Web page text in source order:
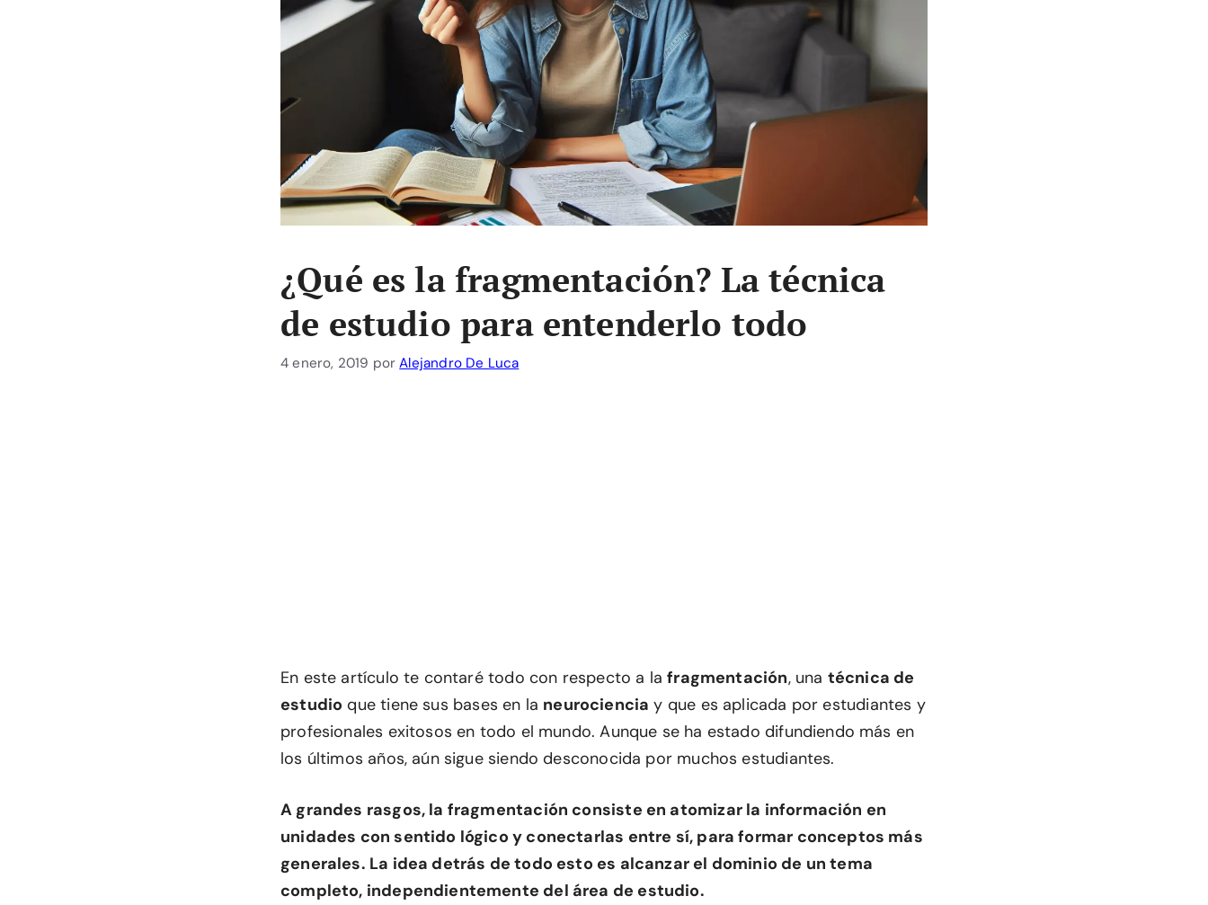
¿Qué es la fragmentación? La técnica
de estudio para entenderlo todo
4 enero, 2019 porAlejandro De Luca
En este artículo te contaré todo con respecto a lafragmentación, una técnica de
estudio que tiene sus bases en la neurociencia y que es aplicada por estudiantes y
profesionales exitosos en todo el mundo. Aunque se ha estado difundiendo más en
los últimos años, aún sigue siendo desconocida por muchos estudiantes.
A grandes rasgos, la fragmentación consiste en atomizar la información en
unidades con sentido lógico y conectarlas entre sí, para formar conceptos más
generales. La idea detrás de todo esto es alcanzar el dominio de un tema
completo, independientemente del área de estudio.